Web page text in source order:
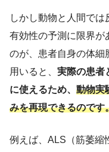
しかし動物と人間で
有効性の予測に限界が
のが、患者自身の体細
用いると、 実際の患者
に使えるため、 動物実
みを再現できるのです
例えば、ALS（筋萎縮